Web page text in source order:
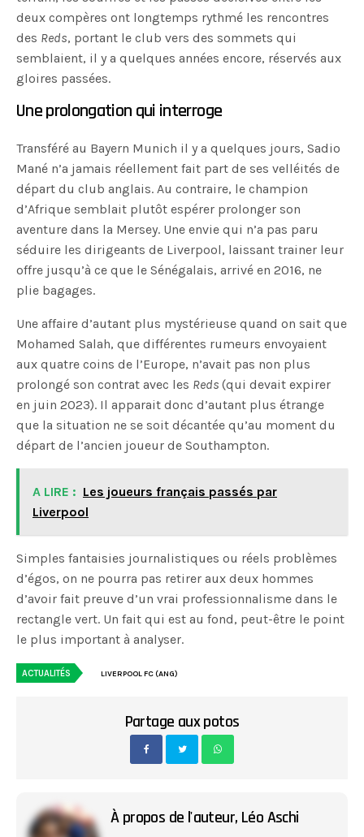
deux compères ont longtemps rythmé les rencontres
des Reds, portant le club vers des sommets qui
semblaient, il y a quelques années encore, réservés aux
gloires passées.
Une prolongation qui interroge
Transféré au Bayern Munich il y a quelques jours, Sadio
Mané n’a jamais réellement fait part de ses velléités de
départ du club anglais. Au contraire, le champion
d’Afrique semblait plutôt espérer prolonger son
aventure dans la Mersey. Une envie qui n’a pas paru
séduire les dirigeants de Liverpool, laissant trainer leur
offre jusqu’à ce que le Sénégalais, arrivé en 2016, ne
plie bagages.
Une affaire d’autant plus mystérieuse quand on sait que
Mohamed Salah, que différentes rumeurs envoyaient
aux quatre coins de l’Europe, n’avait pas non plus
prolongé son contrat avec les Reds(qui devait expirer
en juin 2023). Il apparait donc d’autant plus étrange
que la situation ne se soit décantée qu’au moment du
départ de l’ancien joueur de Southampton.
A LIRE : Les joueurs français passés par
Liverpool
Simples fantaisies journalistiques ou réels problèmes
d’égos, on ne pourra pas retirer aux deux hommes
d’avoir fait preuve d’un vrai professionnalisme dans le
rectangle vert. Un fait qui est au fond, peut-être le point
le plus important à analyser.
ACTUALITÉS LIVERPOOL FC (ANG)
Partage aux potos
À propos de l'auteur, Léo Aschi